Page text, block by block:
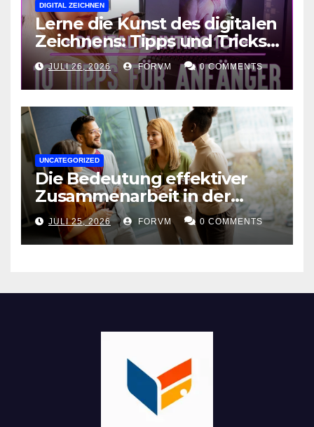
DIGITAL ZEICHNEN
Lerne die Kunst des digitalen
Zeichnens: Tipps und Tricks
für kreative Ausdruckskunst
JULI 26, 2026 FORVM 0 COMMENTS
UNCATEGORIZED
Die Bedeutung effektiver
Zusammenarbeit in der
Arbeitswelt
JULI 25, 2026 FORVM 0 COMMENTS